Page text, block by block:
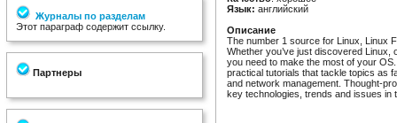
Журналы по разделам
Этот параграф содержит ссылку.
Партнеры
Язык: английский
Описание
The number 1 source for Linux, Linux
Whether you’ve just discovered Linux,
you need to make the most of your
practical tutorials that tackle topics as
and network management. Thought-
key technologies, trends and issues in